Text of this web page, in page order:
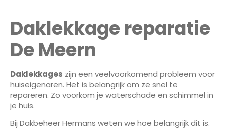
Daklekkage reparatie
De Meern
Daklekkages zijn een veelvoorkomend probleem voor
huiseigenaren. Het is belangrijk om ze snel te
repareren. Zo voorkom je waterschade en schimmel in
je huis.
Bij Dakbeheer Hermans weten we hoe belangrijk dit is.